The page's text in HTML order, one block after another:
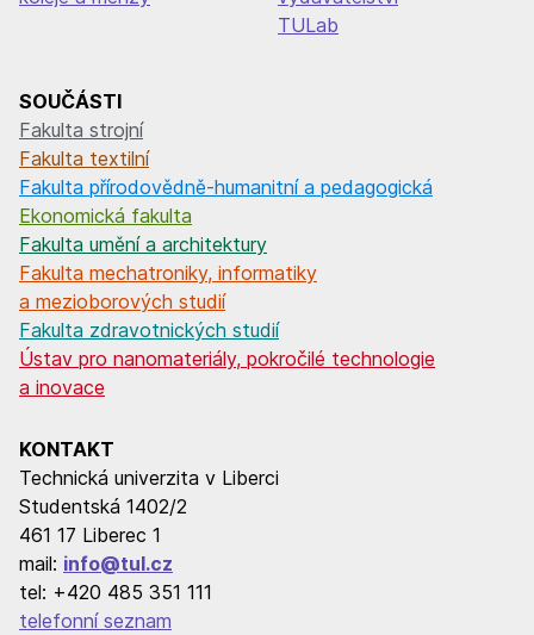
TULab
SOUČÁSTI
Fakulta strojní
Fakulta textilní
Fakulta přírodovědně-humanitní a pedagogická
Ekonomická fakulta
Fakulta umění a architektury
Fakulta mechatroniky, informatiky
a mezioborových studií
Fakulta zdravotnických studií
Ústav pro nanomateriály, pokročilé technologie
a inovace
KONTAKT
Technická univerzita v Liberci
Studentská 1402/2
461 17 Liberec 1
mail: info@tul.cz
tel: +420 485 351 111
telefonní seznam